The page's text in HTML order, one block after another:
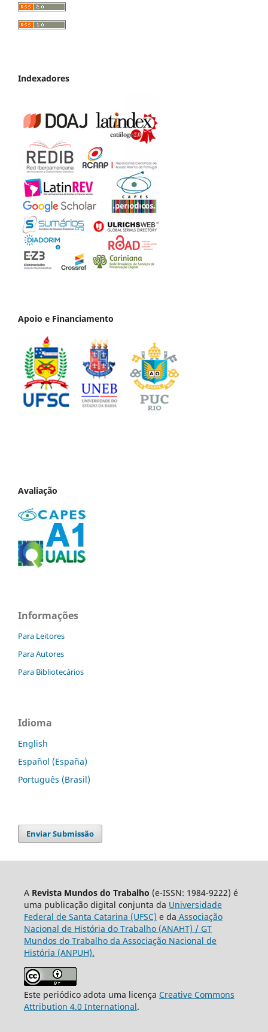
Indexadores
Apoio e Financiamento
Avaliação
Informações
Para Leitores
Para Autores
Para Bibliotecários
Idioma
English
Español (España)
Português (Brasil)
Enviar Submissão
A Revista Mundos do Trabalho (e-ISSN: 1984-9222) é
uma publicação digital conjunta da Universidade
Federal de Santa Catarina (UFSC) e da Associação
Nacional de História do Trabalho (ANAHT) / GT
Mundos do Trabalho da Associação Nacional de
História (ANPUH).
Este periódico adota uma licença Creative Commons
Attribution 4.0 International.